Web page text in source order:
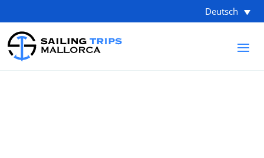
Deutsch